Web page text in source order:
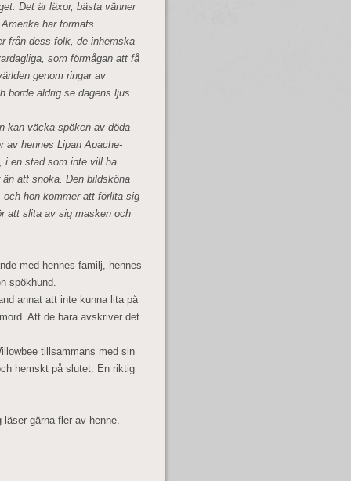
Det är läxor, bästa vänner
har formats
från dess folk, de inhemska
som förmågan att få
genom ringar av
borde aldrig se dagens ljus.
kan väcka spöken av döda
av hennes Lipan Apache-
i en stad som inte vill ha
att snoka. Den bildsköna
och hon kommer att förlita sig
att slita av sig masken och
med hennes familj, hennes
spökhund.
annat att inte kunna lita på
Att de bara avskriver det
tillsammans med sin
hemskt på slutet. En riktig
gärna fler av henne.